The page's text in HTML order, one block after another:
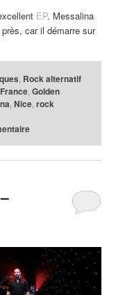
EP. Messalina
car il démarre sur
, Rock alternatif
France, Golden
, Nice, rock